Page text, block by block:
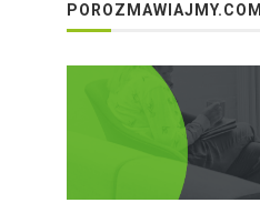
POROZMAWIAJMY.COM